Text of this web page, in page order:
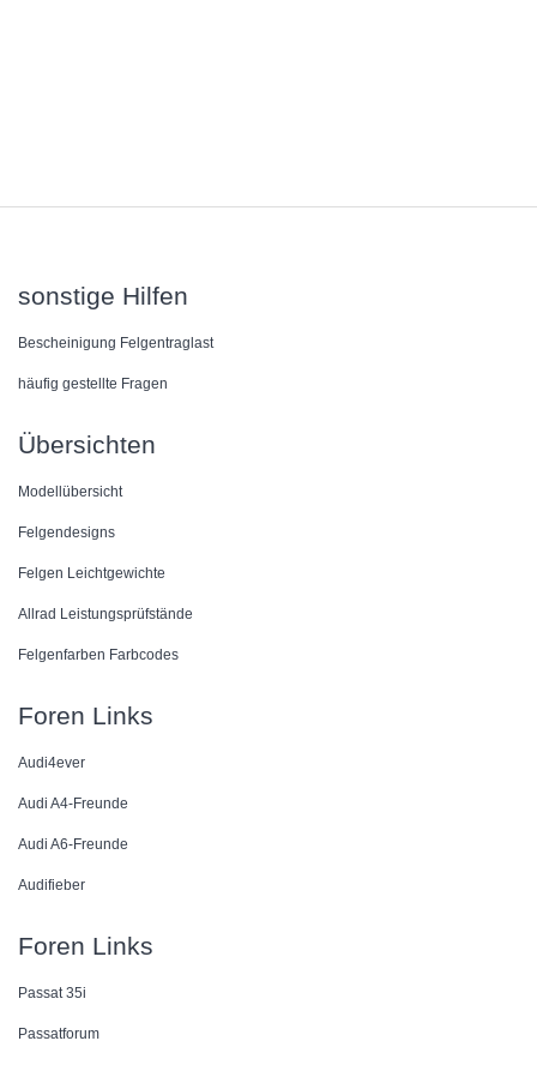
sonstige Hilfen
Bescheinigung Felgentraglast
häufig gestellte Fragen
Übersichten
Modellübersicht
Felgendesigns
Felgen Leichtgewichte
Allrad Leistungsprüfstände
Felgenfarben Farbcodes
Foren Links
Audi4ever
Audi A4-Freunde
Audi A6-Freunde
Audifieber
Foren Links
Passat 35i
Passatforum